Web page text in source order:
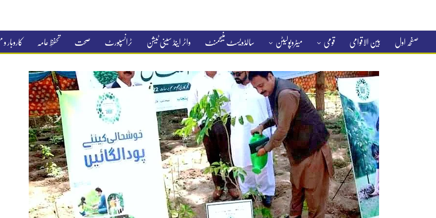
صفحہ اول بین الاقوامی قومی میٹروپولیٹن سالڈویسٹ منیجمنٹ واٹر اینڈ سینی ٹیشن ٹرانسپورٹ صحت تحفظِ عامہ کاروبار